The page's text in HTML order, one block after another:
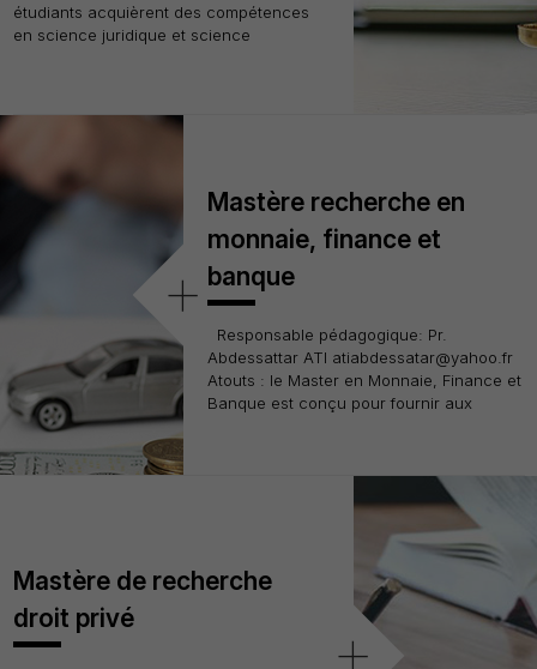
étudiants acquièrent des compétences
en science juridique et science
Mastère recherche en
monnaie, finance et
banque
Responsable pédagogique: Pr.
Abdessattar ATI atiabdessatar@yahoo.fr
Atouts : le Master en Monnaie, Finance et
Banque est conçu pour fournir aux
+
Mastère de recherche
droit privé